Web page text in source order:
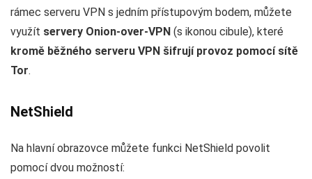
rámec serveru VPN s jedním přístupovým bodem, můžete
využít servery Onion-over-VPN (s ikonou cibule), které
kromě běžného serveru VPN šifrují provoz pomocí sítě
Tor.
NetShield
Na hlavní obrazovce můžete funkci NetShield povolit
pomocí dvou možností: